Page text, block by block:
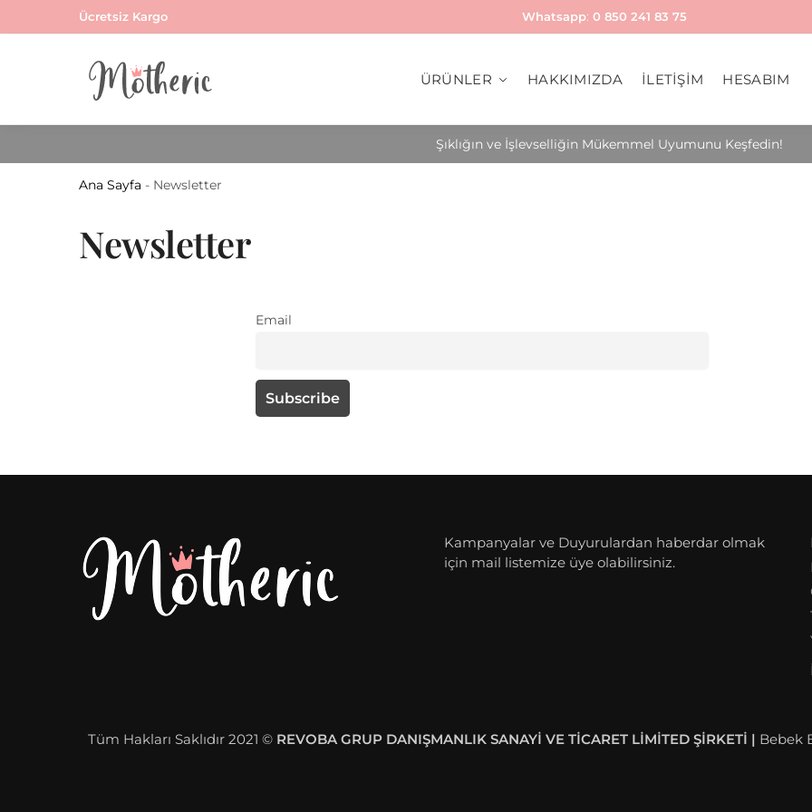
to
to
Ücretsiz Kargo Whatsapp: 0 850 241 83 75
ÜRÜNLER HAKKIMIZDA İLETİŞİM HESABIM
Şıklığın ve İşlevselliğin Mükemmel Uyumunu Keşfedin!
Ana Sayfa - Newsletter
Newsletter
Email
Kampanyalar ve Duyurulardan haberdar olmak
için mail listemize üye olabilirsiniz.
Tüm Hakları Saklıdır 2021 © REVOBA GRUP DANIŞMANLIK SANAYİ VE TİCARET LİMİTED ŞİRKETİ | Bebek